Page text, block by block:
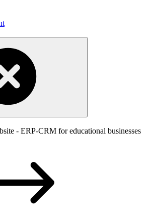
- ERP-CRM for educational businesses